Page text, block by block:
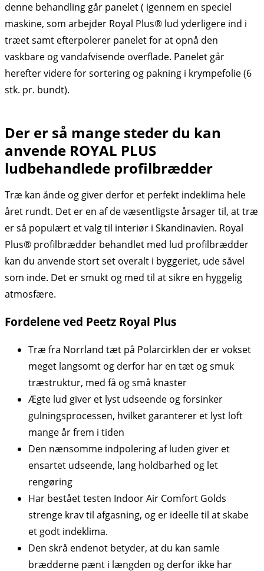
denne behandling går panelet ( igennem en speciel
maskine, som arbejder Royal Plus® lud yderligere ind i
træet samt efterpolerer panelet for at opnå den
vaskbare og vandafvisende overflade. Panelet går
herefter videre for sortering og pakning i krympefolie (6
stk. pr. bundt).
Der er så mange steder du kan
anvende ROYAL PLUS
ludbehandlede profilbrædder
Træ kan ånde og giver derfor et perfekt indeklima hele
året rundt. Det er en af de væsentligste årsager til, at træ
er så populært et valg til interiør i Skandinavien. Royal
Plus® profilbrædder behandlet med lud profilbrædder
kan du anvende stort set overalt i byggeriet, ude såvel
som inde. Det er smukt og med til at sikre en hyggelig
atmosfære.
Fordelene ved Peetz Royal Plus
Træ fra Norrland tæt på Polarcirklen der er vokset
meget langsomt og derfor har en tæt og smuk
træstruktur, med få og små knaster
Ægte lud giver et lyst udseende og forsinker
gulningsprocessen, hvilket garanterer et lyst loft
mange år frem i tiden
Den nænsomme indpolering af luden giver et
ensartet udseende, lang holdbarhed og let
rengøring
Har bestået testen Indoor Air Comfort Golds
strenge krav til afgasning, og er ideelle til at skabe
et godt indeklima.
Den skrå endenot betyder, at du kan samle
brædderne pænt i længden og derfor ikke har